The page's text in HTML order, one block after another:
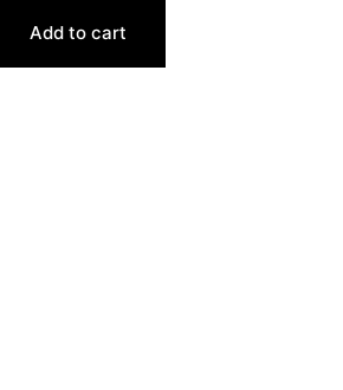
Add to cart